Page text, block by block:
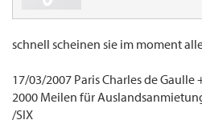
schnell scheinen sie im moment
17/03/2007 Paris Charles de Gaulle
2000 Meilen für
/SIX